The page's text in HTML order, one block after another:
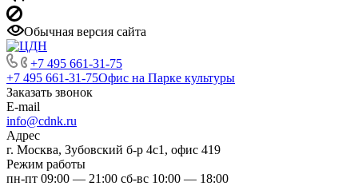
Обычная версия сайта
+7 495 661-31-75
+7 495 661-31-75Офис на Парке культуры
Заказать звонок
E-mail
info@cdnk.ru
Адрес
г. Москва, Зубовский б-р 4с1, офис 419
Режим работы
пн-пт 09:00 — 21:00 сб-вс 10:00 — 18:00